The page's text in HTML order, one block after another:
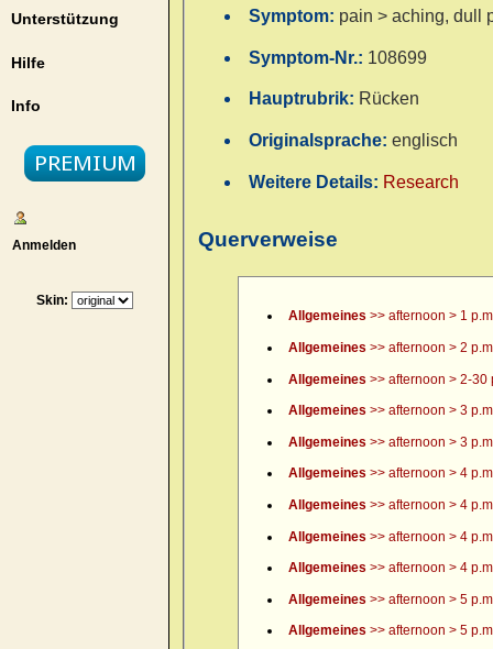
Unterstützung
Hilfe
Info
Anmelden
Skin:
Symptom: pain > aching, dull
Symptom-Nr.: 108699
Hauptrubrik: Rücken
Originalsprache:englisch
Weitere Details: Research
Querverweise
Allgemeines >> afternoon > 1
Allgemeines >> afternoon > 2
Allgemeines >> afternoon > 2-30
Allgemeines >> afternoon > 3
Allgemeines >> afternoon > 3
Allgemeines >> afternoon > 4
Allgemeines >> afternoon > 4
Allgemeines >> afternoon > 4
Allgemeines >> afternoon > 4
Allgemeines >> afternoon > 5 p.m.
Allgemeines >> afternoon > 5